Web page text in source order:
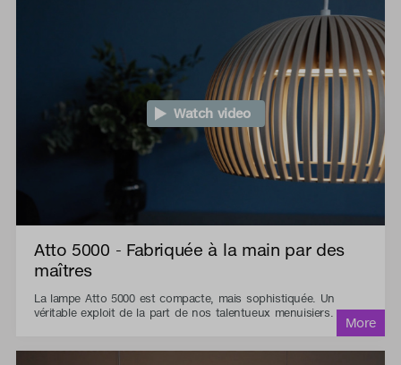
Watch video
Atto 5000 - Fabriquée à la main par des
maîtres
La lampe Atto 5000 est compacte, mais sophistiquée. Un
véritable exploit de la part de nos talentueux menuisiers.